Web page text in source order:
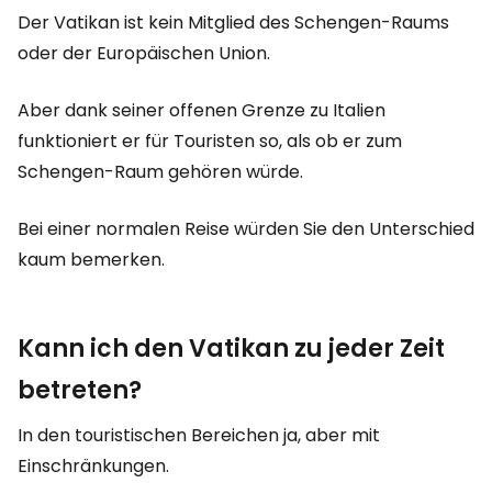
Der Vatikan ist kein Mitglied des Schengen-Raums
oder der Europäischen Union.
Aber dank seiner offenen Grenze zu Italien
funktioniert er für Touristen so, als ob er zum
Schengen-Raum gehören würde.
Bei einer normalen Reise würden Sie den Unterschied
kaum bemerken.
Kann ich den Vatikan zu jeder Zeit
betreten?
In den touristischen Bereichen ja, aber mit
Einschränkungen.